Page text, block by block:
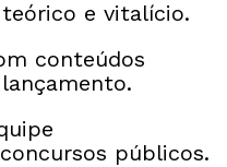
e vitalício.
conteúdos
públicos.